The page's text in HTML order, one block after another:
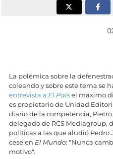
La polémica sobre la
coleando y sobre este tema se
entrevista a El Paísel máximo
es propietario de Unidad
diario de la competencia, Pietro
delegado de RCS Mediagroup,
políticas a las que aludió
cese en El Mundo: "Nunca
motivo".